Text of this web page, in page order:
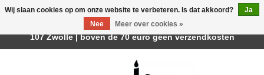
Wij slaan cookies op om onze website te verbeteren. Is dat akkoord?
Ja
Nee
Meer over cookies »
Afhalen is mogelijk bij Trotz Woon & Cadeau | Belvederelaan
107 Zwolle | boven de 70 euro geen verzendkosten